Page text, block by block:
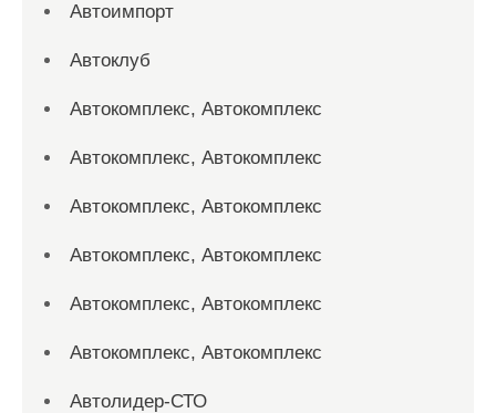
Автоимпорт
Автоклуб
Автокомплекс, Автокомплекс
Автокомплекс, Автокомплекс
Автокомплекс, Автокомплекс
Автокомплекс, Автокомплекс
Автокомплекс, Автокомплекс
Автокомплекс, Автокомплекс
Автолидер-СТО